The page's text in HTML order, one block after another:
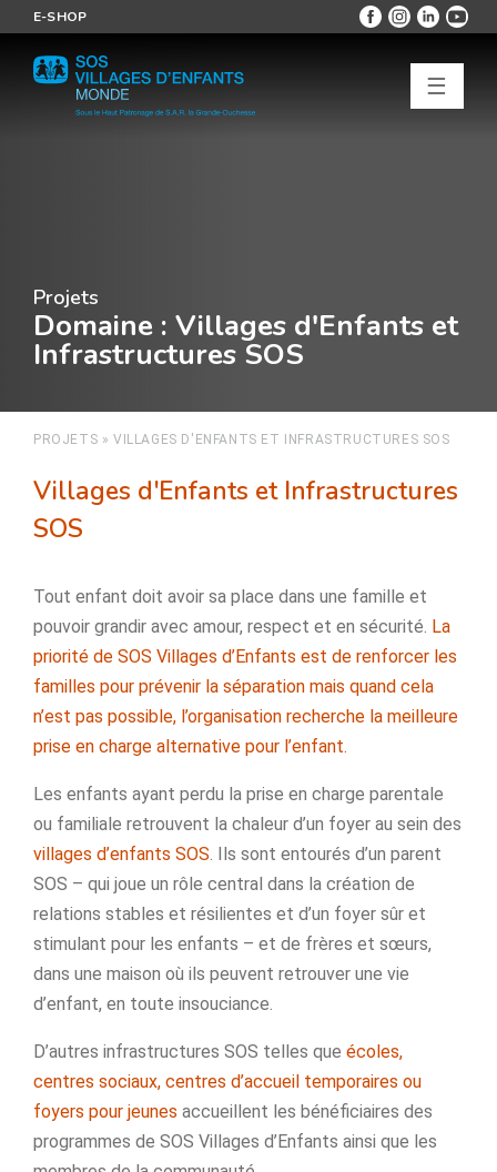
E-SHOP
☰
Projets
Domaine : Villages d'Enfants et
Infrastructures SOS
PROJETS »VILLAGES D'ENFANTS ET INFRASTRUCTURES SOS
Villages d'Enfants et Infrastructures
SOS
Tout enfant doit avoir sa place dans une famille et
pouvoir grandir avec amour, respect et en sécurité. La
priorité de SOS Villages d’Enfants est de renforcer les
familles pour prévenir la séparation mais quand cela
n’est pas possible, l’organisation recherche la meilleure
prise en charge alternative pour l’enfant.
Les enfants ayant perdu la prise en charge parentale
ou familiale retrouvent la chaleur d’un foyer au sein des
villages d’enfants SOS. Ils sont entourés d’un parent
SOS – qui joue un rôle central dans la création de
relations stables et résilientes et d’un foyer sûr et
stimulant pour les enfants – et de frères et sœurs,
dans une maison où ils peuvent retrouver une vie
d’enfant, en toute insouciance.
D’autres infrastructures SOS telles que écoles,
centres sociaux, centres d’accueil temporaires ou
foyers pour jeunes accueillent les bénéficiaires des
programmes de SOS Villages d’Enfants ainsi que les